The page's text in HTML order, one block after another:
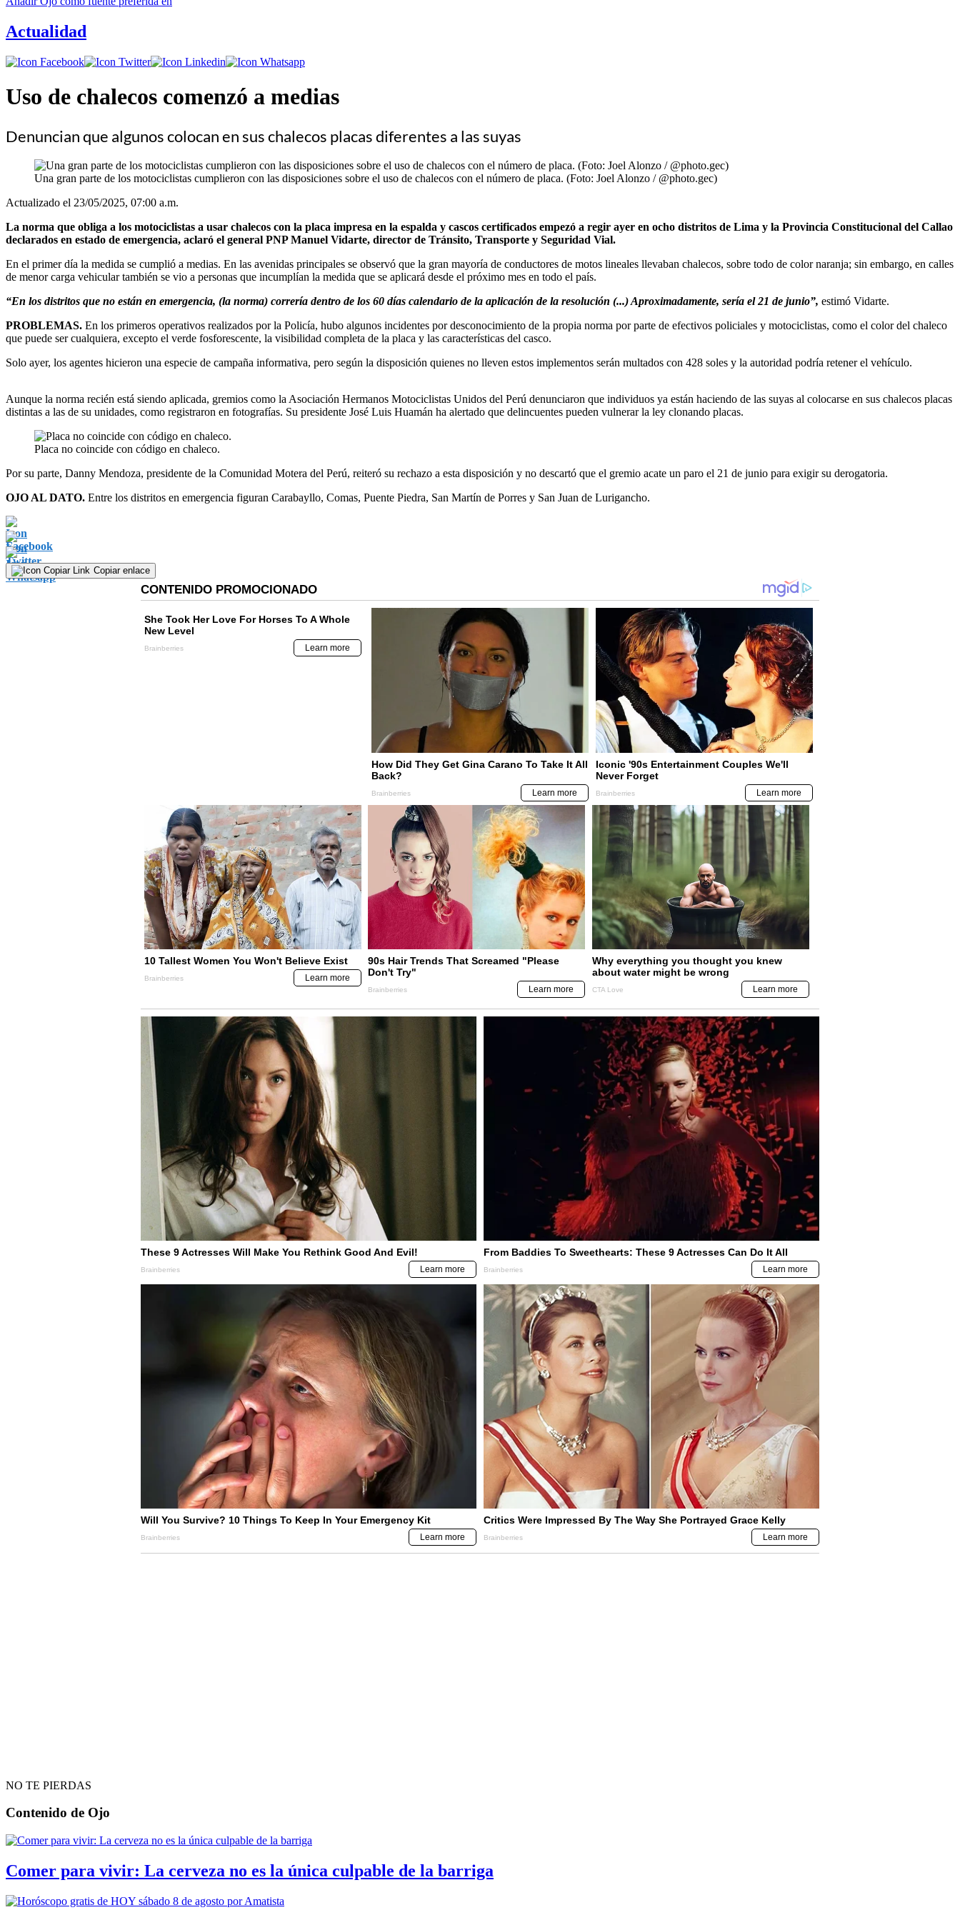
Actualidad
Uso de chalecos comenzó a medias
Denuncian que algunos colocan en sus chalecos placas diferentes a las suyas
Una gran parte de los motociclistas cumplieron con las disposiciones sobre el uso de chalecos con el número de placa. (Foto: Joel Alonzo / @photo.gec)
Actualizado el 23/05/2025, 07:00 a.m.
La norma que obliga a los motociclistas a usar chalecos con la placa impresa en la espalda y cascos certificados empezó a regir ayer en ocho distritos de Lima y la Provincia Constitucional del Callao
declarados en estado de emergencia, aclaró el general PNP Manuel Vidarte, director de Tránsito, Transporte y Seguridad Vial.
En el primer día la medida se cumplió a medias. En las avenidas principales se observó que la gran mayoría de conductores de motos lineales llevaban chalecos, sobre todo de color naranja; sin embargo, en calles
de menor carga vehicular también se vio a personas que incumplían la medida que se aplicará desde el próximo mes en todo el país.
“En los distritos que no están en emergencia, (la norma) correría dentro de los 60 días calendario de la aplicación de la resolución (...) Aproximadamente, sería el 21 de junio”, estimó Vidarte.
PROBLEMAS. En los primeros operativos realizados por la Policía, hubo algunos incidentes por desconocimiento de la propia norma por parte de efectivos policiales y motociclistas, como el color del chaleco
que puede ser cualquiera, excepto el verde fosforescente, la visibilidad completa de la placa y las características del casco.
Solo ayer, los agentes hicieron una especie de campaña informativa, pero según la disposición quienes no lleven estos implementos serán multados con 428 soles y la autoridad podría retener el vehículo.
Aunque la norma recién está siendo aplicada, gremios como la Asociación Hermanos Motociclistas Unidos del Perú denunciaron que individuos ya están haciendo de las suyas al colocarse en sus chalecos placas
distintas a las de su unidades, como registraron en fotografías. Su presidente José Luis Huamán ha alertado que delincuentes pueden vulnerar la ley clonando placas.
Placa no coincide con código en chaleco.
Por su parte, Danny Mendoza, presidente de la Comunidad Motera del Perú, reiteró su rechazo a esta disposición y no descartó que el gremio acate un paro el 21 de junio para exigir su derogatoria.
OJO AL DATO. Entre los distritos en emergencia figuran Carabayllo, Comas, Puente Piedra, San Martín de Porres y San Juan de Lurigancho.
Copiar enlace
NO TE PIERDAS
Contenido de Ojo
Comer para vivir: La cerveza no es la única culpable de la barriga